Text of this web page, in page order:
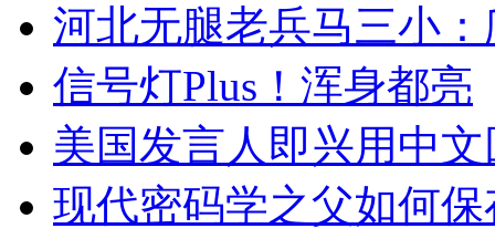
河北无腿老兵马三小
信号灯Plus！浑身都亮
美国发言人即兴用中
现代密码学之父如何